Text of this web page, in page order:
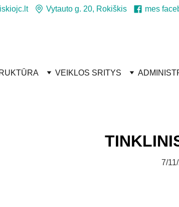
VEIKLOS SRITYS
7/
Vytauto g. 20, Rokiškis mes